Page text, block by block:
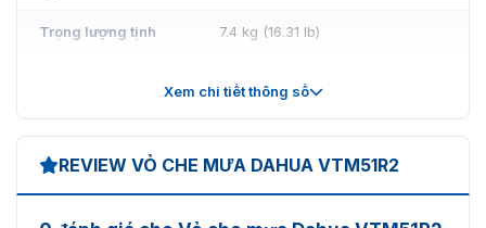
Trọng lượng tịnh 7.4 kg (16.31 lb)
thiết bị hai mô-đun VTO4202F/FB
Xem chi tiết thông số
REVIEW VỎ CHE MƯA DAHUA VTM51R2